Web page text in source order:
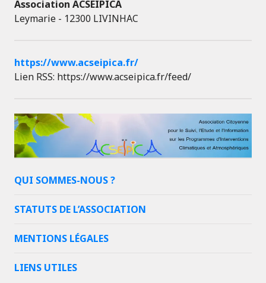
Association ACSEIPICA
Leymarie - 12300 LIVINHAC
https://www.acseipica.fr/
Lien RSS: https://www.acseipica.fr/feed/
QUI SOMMES-NOUS ?
STATUTS DE L’ASSOCIATION
MENTIONS LÉGALES
LIENS UTILES